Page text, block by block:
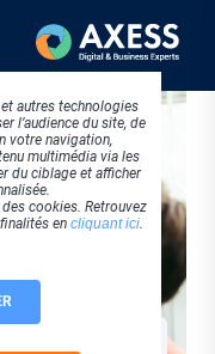
autres technologies
l’audience du site, de
votre navigation,
multimédia via les
du ciblage et afficher
cookies. Retrouvez
en cliquant ici.